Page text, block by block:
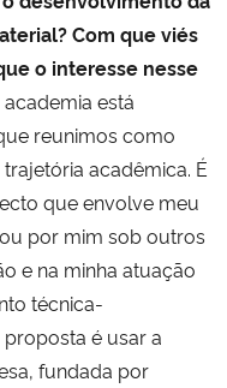
Com que viés
o interesse nesse
está
reunimos como
acadêmica. É
que envolve meu
por mim sob outros
e na minha atuação
técnica-
é usar a
fundada por